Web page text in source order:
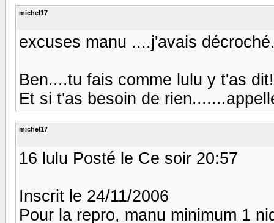
michel17
excuses manu ....j'avais
Ben....tu fais comme lulu y t'as
Et si t'as besoin de
michel17
16 lulu Posté le Ce soir 20:57
Inscrit le 24/11/2006
Pour la repro, manu minimum 1